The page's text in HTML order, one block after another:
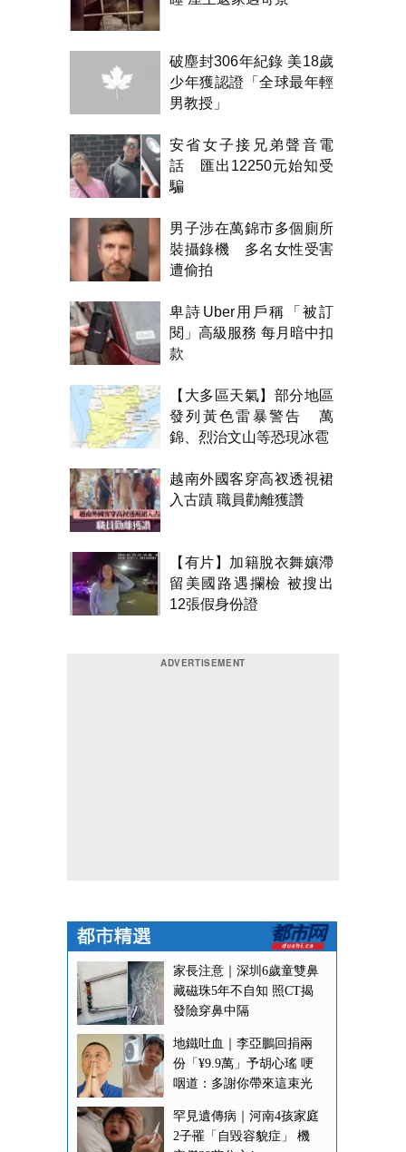
破塵封306年紀錄 美18歲
少年獲認證「全球最年輕
男教授」
安省女子接兄弟聲音電
話 匯出12250元始知受
騙
男子涉在萬錦市多個廁所
裝攝錄機 多名女性受害
遭偷拍
卑詩Uber用戶稱「被訂
閱」高級服務 每月暗中扣
款
【大多區天氣】部分地區
發列黃色雷暴警告 萬
錦、烈治文山等恐現冰雹
越南外國客穿高衩透視裙
入古蹟 職員勸離獲讚
【有片】加籍脫衣舞孃滯
留美國路遇攔檢 被搜出
12張假身份證